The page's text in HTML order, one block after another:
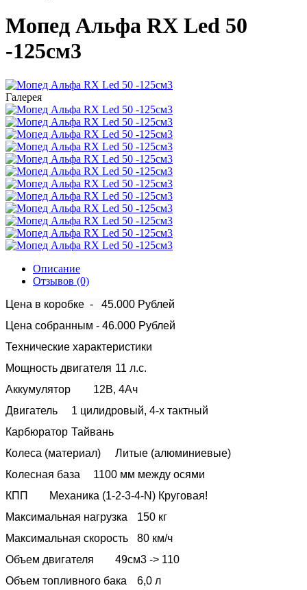
Мопед Альфа RX Led 50
-125см3
Галерея
Описание
Отзывов (0)
Цена в коробке - 45.000 Рублей
Цена собранным - 46.000 Рублей
Технические характеристики
Мощность двигателя 11 л.с.
Аккумулятор
12В, 4Ач
Двигатель
1 цилидровый, 4-х тактный
Карбюратор Тайвань
Колеса (материал)
Литые (алюминиевые)
Колесная база
1100 мм между осями
КПП
Механика (1-2-3-4-N) Круговая!
Максимальная нагрузка
150 кг
Максимальная скорость
80 км/ч
Объем двигателя
49см3 -> 110
Объем топливного бака
6,0 л